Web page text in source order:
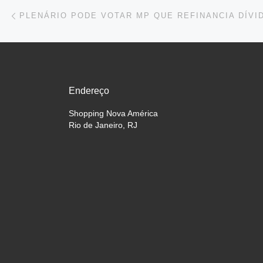
Navegação do post
Endereço
Shopping Nova América
Rio de Janeiro, RJ